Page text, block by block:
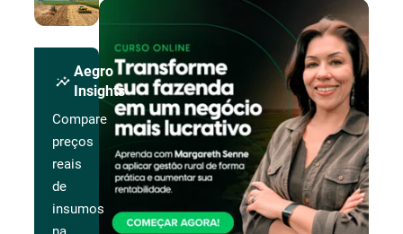
insights
Aegro
Insights
Compare
preços
reais
de
insumos